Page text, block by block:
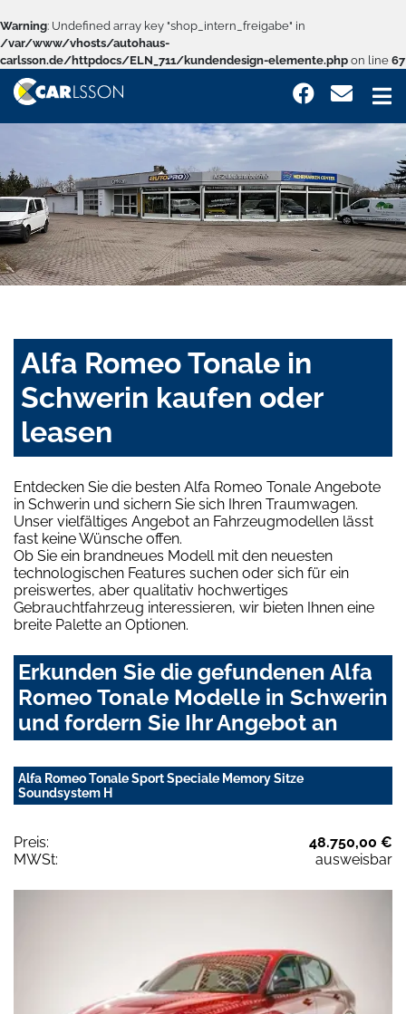
Warning: Undefined array key "shop_intern_freigabe" in
/var/www/vhosts/autohaus-
carlsson.de/httpdocs/ELN_711/kundendesign-elemente.php on line 67
Alfa Romeo Tonale in
Schwerin kaufen oder
leasen
Entdecken Sie die besten Alfa Romeo Tonale Angebote
in Schwerin und sichern Sie sich Ihren Traumwagen.
Unser vielfältiges Angebot an Fahrzeugmodellen lässt
fast keine Wünsche offen.
Ob Sie ein brandneues Modell mit den neuesten
technologischen Features suchen oder sich für ein
preiswertes, aber qualitativ hochwertiges
Gebrauchtfahrzeug interessieren, wir bieten Ihnen eine
breite Palette an Optionen.
Erkunden Sie die gefundenen Alfa
Romeo Tonale Modelle in Schwerin
und fordern Sie Ihr Angebot an
Alfa Romeo Tonale Sport Speciale Memory Sitze
Soundsystem H
Preis:
48.750,00 €
MWSt:
ausweisbar